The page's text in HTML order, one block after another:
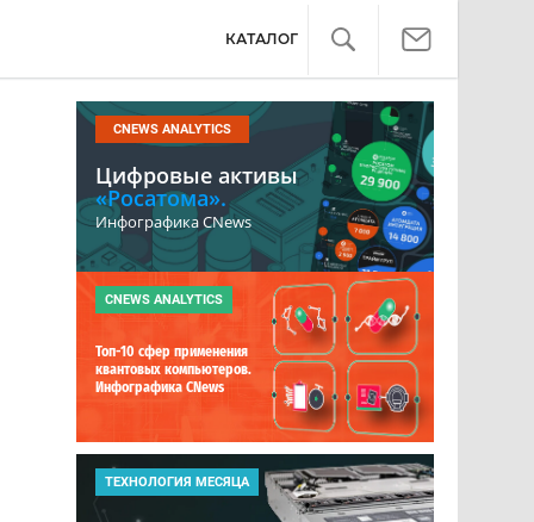
КАТАЛОГ
CNEWS ANALYTICS
Цифровые активы
«Росатома».
Инфографика CNews
CNEWS ANALYTICS
Топ-10 сфер применения
квантовых компьютеров.
Инфографика CNews
ТЕХНОЛОГИЯ МЕСЯЦА